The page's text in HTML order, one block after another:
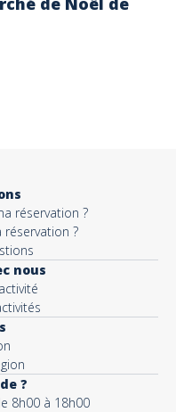
réservation ?
?
nous
?
8h00 à 18h00